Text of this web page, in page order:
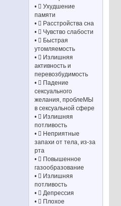
•  Ухудшение
памяти
•  Расстройства сна
•  Чувство слабости
•  Быстрая
утомляемость
•  Излишняя
активность и
перевозбудимость
•  Падение
сексуального
желания, проблеМЫ
в сексуальной сфере
•  Излишняя
потливость
•  Неприятные
запахи от тела, из-за
рта
•  Повышенное
газообразование
•  Излишняя
потливость
•  Депрессия
•  Плохое